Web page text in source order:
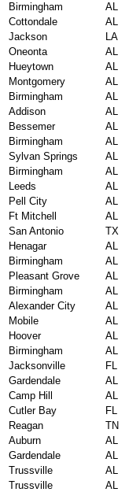
Birmingham
AL
Cottondale
AL
Jackson
LA
Oneonta
AL
Hueytown
AL
Montgomery
AL
Birmingham
AL
Addison
AL
Bessemer
AL
Birmingham
AL
Sylvan Springs
AL
Birmingham
AL
Leeds
AL
Pell City
AL
Ft Mitchell
AL
San Antonio
TX
Henagar
AL
Birmingham
AL
Pleasant Grove
AL
Birmingham
AL
Alexander City
AL
Mobile
AL
Hoover
AL
Birmingham
AL
Jacksonville
FL
Gardendale
AL
Camp Hill
AL
Cutler Bay
FL
Reagan
TN
Auburn
AL
Gardendale
AL
Trussville
AL
Trussville
AL